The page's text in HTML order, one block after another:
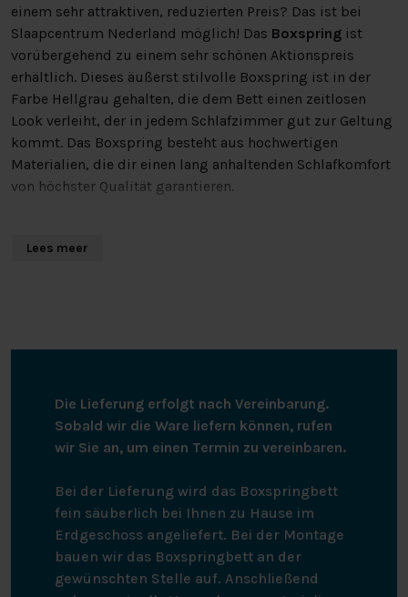
einem sehr attraktiven, reduzierten Preis? Das ist bei
Slaapcentrum Nederland möglich! Das Boxspring ist
vorübergehend zu einem sehr schönen Aktionspreis
erhältlich. Dieses äußerst stilvolle Boxspring ist in der
Farbe Hellgrau gehalten, die dem Bett einen zeitlosen
Look verleiht, der in jedem Schlafzimmer gut zur Geltung
kommt. Das Boxspring besteht aus hochwertigen
Materialien, die dir einen lang anhaltenden Schlafkomfort
von höchster Qualität garantieren.
belüftet sind und ihre Federkraft nicht verlieren, halten
die Boxspring-Boxen sehr lange. Eine hervorragende
Grundlage für deinen Schlaf!
DIE MATRATZE
Die Boxspring hat eine Taschenfederkernmatratze mit
rund 300 Taschenfedern pro Quadratmeter und 7
Komfortzonen. Komfortzonen sind weichere Zonen, die
Lees meer
Die Lieferung erfolgt nach Vereinbarung.
Sobald wir die Ware liefern können, rufen
wir Sie an, um einen Termin zu vereinbaren.
Bei der Lieferung wird das Boxspringbett
fein säuberlich bei Ihnen zu Hause im
Erdgeschoss angeliefert. Bei der Montage
bauen wir das Boxspringbett an der
gewünschten Stelle auf. Anschließend